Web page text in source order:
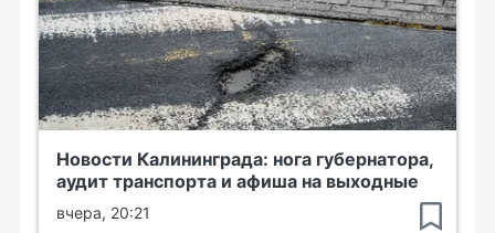
Новости Калининграда: нога губернатора,
аудит транспорта и афиша на выходные
вчера, 20:21